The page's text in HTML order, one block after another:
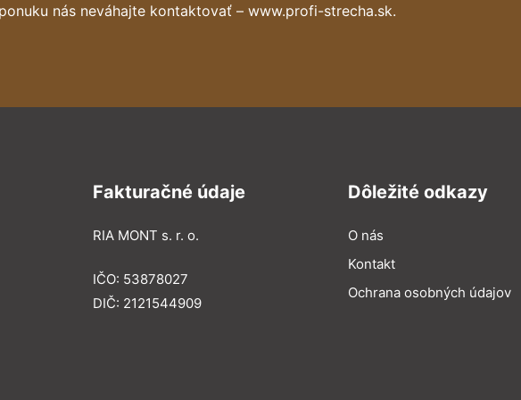
nás neváhajte kontaktovať – www.profi-strecha.sk.
Fakturačné údaje
RIA MONT s. r. o.
IČO: 53878027
DIČ: 2121544909
Dôležité odkazy
O nás
Kontakt
Ochrana osobných údajov